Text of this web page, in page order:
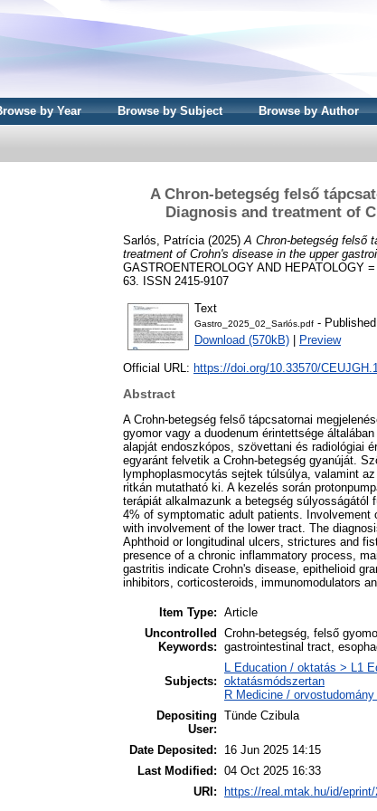
by Year Browse by Subject Browse by Author
A Chron-betegség felső
Diagnosis and treatment of
Sarlós, Patrícia (2025) A Chron-betegség felső
treatment of Crohn's disease in the upper
GASTROENTEROLOGY AND HEPATOLOGY
63. ISSN 2415-9107
Text
Gastro_2025_02_Sarlós.pdf -
Download (570kB)
Preview
Official URL: https://doi.org/10.33570/
Abstract
A Crohn-betegség felső tápcsatornai
gyomor vagy a duodenum érintettsége
alapját endoszkópos, szövettani és radiológiai
egyaránt felvetik a Crohn-betegség gyanúját.
lymphoplasmocytás sejtek túlsúlya, valamint
ritkán mutatható ki. A kezelés során
terápiát alkalmazunk a betegség súlyosságától
4% of symptomatic adult patients.
with involvement of the lower tract. The
Aphthoid or longitudinal ulcers, strictures and
presence of a chronic inflammatory process,
gastritis indicate Crohn's disease, epithelioid
inhibitors, corticosteroids, immunomodulators
Item Type: Article
Uncontrolled
Keywords:
Crohn-betegség, felső
gastrointestinal tract,
Subjects:
L Education / oktatás > L1
oktatásmódszertan
R Medicine /
Depositing
User:
Tünde Czibula
Date Deposited:
16 Jun 2025 14:15
Last Modified: 04 Oct 2025 16:33
URI:
https://real.mtak.hu/id/eprint/